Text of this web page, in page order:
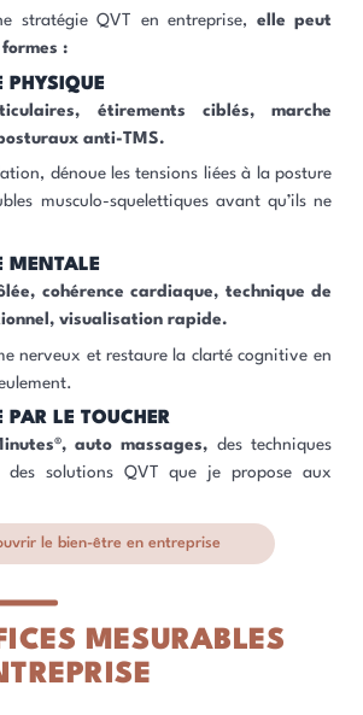
stratégie QVT en entreprise, elle peut
:
PHYSIQUE
étirements ciblés, marche
anti-TMS.
dénoue les tensions liées à la posture
musculo-squelettiques avant qu’ils ne
MENTALE
cohérence cardiaque, technique de
visualisation rapide.
nerveux et restaure la clarté cognitive en
PAR LE TOUCHER
auto massages, des techniques
des solutions QVT que je propose aux
le bien-être en entreprise
MESURABLES